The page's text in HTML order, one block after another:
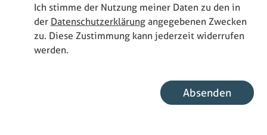
Ich stimme der Nutzung meiner Daten zu den in
der Datenschutzerklärungangegebenen Zwecken
zu. Diese Zustimmung kann jederzeit widerrufen
werden.
Absenden